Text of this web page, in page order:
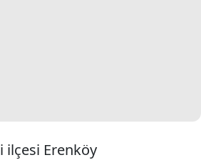
ilçesi Erenköy